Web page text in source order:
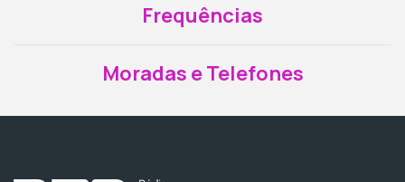
Frequências
Moradas e Telefones